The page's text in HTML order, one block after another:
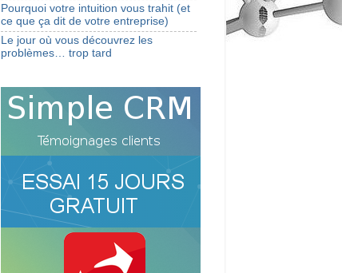
Pourquoi votre intuition vous trahit (et
ce que ça dit de votre entreprise)
Le jour où vous découvrez les
problèmes… trop tard